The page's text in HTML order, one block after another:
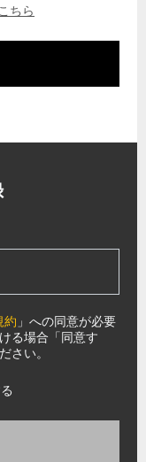
ちら
約 」への同意が必要
る場合「同意す
さい。